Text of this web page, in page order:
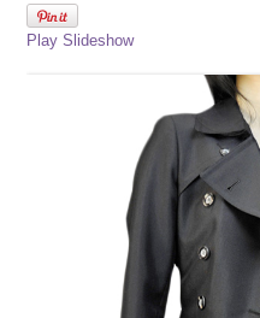
Play Slideshow